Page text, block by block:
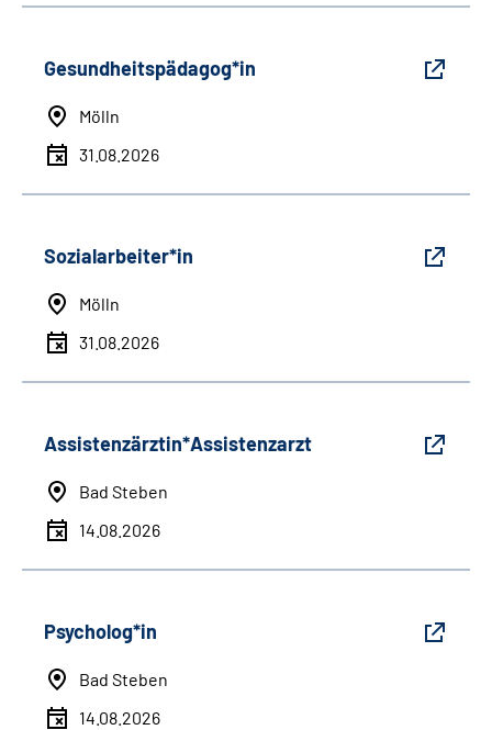
Gesundheitspädagog*in
Mölln
31.08.2026
Sozialarbeiter*in
Mölln
31.08.2026
Assistenzärztin*Assistenzarzt
Bad Steben
14.08.2026
Psycholog*in
Bad Steben
14.08.2026